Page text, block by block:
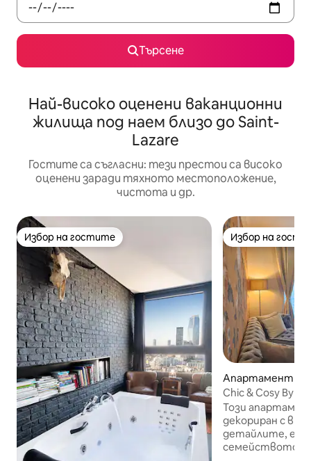
Търсене
Най-високо оценени ваканционни
жилища под наем близо до Saint-
Lazare
Гостите са съгласни: тези престои са високо
оценени заради тяхното местоположение,
чистота и др.
Избор на гостите
Избор на гостите Избор на
Избор на
Апартамент –
Chic & Cosy By
Magasins
Този
декориран с
детайлите, е
семейството